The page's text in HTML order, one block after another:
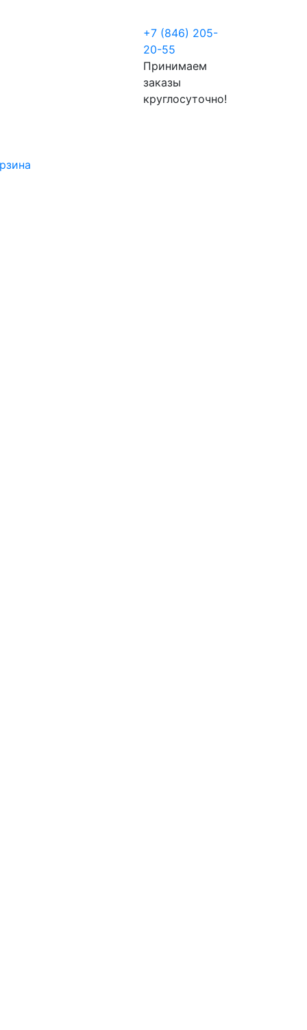
+7 (846) 205-
20-55
Принимаем
заказы
круглосуточно!